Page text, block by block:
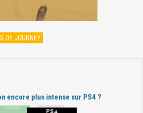
DE JOURNEY
encore plus intense sur PS4 ?